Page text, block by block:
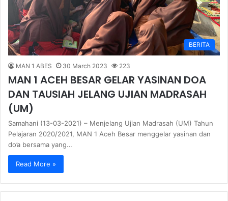
BERITA
MAN 1 ABES 30 March 2023 223
MAN 1 ACEH BESAR GELAR YASINAN DOA
DAN TAUSIAH JELANG UJIAN MADRASAH
(UM)
Samahani (13-03-2021) – Menjelang Ujian Madrasah (UM) Tahun
Pelajaran 2020/2021, MAN 1 Aceh Besar menggelar yasinan dan
do’a bersama yang…
Read More »